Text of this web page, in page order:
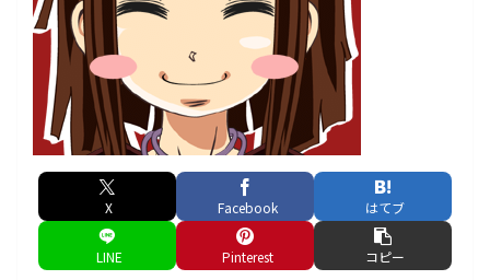
X Facebook はてブ
LINE Pinterest コピー